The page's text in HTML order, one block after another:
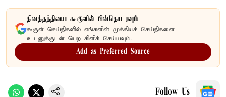
தினத்தந்தியை கூகுளில் பின்தொடரவும்
கூகுள் செய்திகளில் எங்களின் முக்கியச் செய்திகளை
உடனுக்குடன் பெற கிளிக் செய்யவும்.
Add as Preferred Source
Follow Us